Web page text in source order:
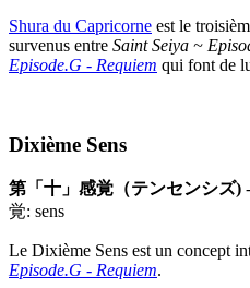
Shura du Capricorne est le
survenus entre Saint Seiya ~
Episode.G - Requiem qui font de
Dixième Sens
第「十」感覚（テンセンシズ) -
覚: sens
Le Dixième Sens est un concept
Episode.G - Requiem.